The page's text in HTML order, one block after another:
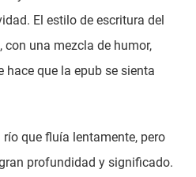
El estilo de escritura del
una mezcla de humor,
que la epub se sienta
que fluía lentamente, pero
profundidad y significado.